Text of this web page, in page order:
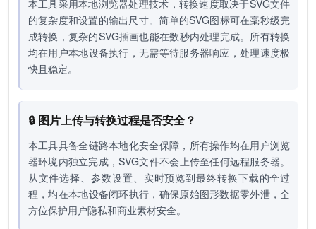
本工具采用本地浏览器处理技术，转换速度取决于SVG文件
的复杂度和设置的输出尺寸。简单的SVG图标可在毫秒级完
成转换，复杂的SVG插画也能在数秒内处理完成。所有转换
均在用户本地设备执行，无需等待服务器响应，处理速度极
快且稳定。
🔒 图片上传与转换过程是否安全？
本工具具备全链路本地化安全保障，所有操作均在用户浏览
器环境内独立完成，SVG文件不会上传至任何远程服务器。
从文件选择、参数设置、实时预览到最终转换下载的全过
程，均在本地设备闭环执行，确保原始图形数据零外泄，全
方位保护用户隐私和商业素材安全。